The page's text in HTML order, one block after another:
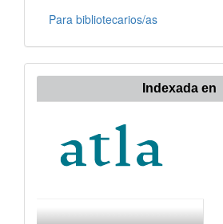
Para bibliotecarios/as
Indexada en